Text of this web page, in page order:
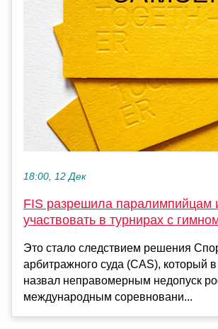
18:00, 12 Дек
FIS разрешила паралимпийцам
участвовать в турнирах с
Это стало следствием решения
арбитражного суда (CAS), который
назвал неправомерным недопуск
международным соревновани...